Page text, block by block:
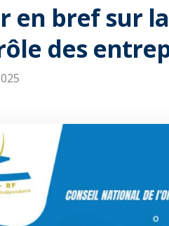
en bref sur
des